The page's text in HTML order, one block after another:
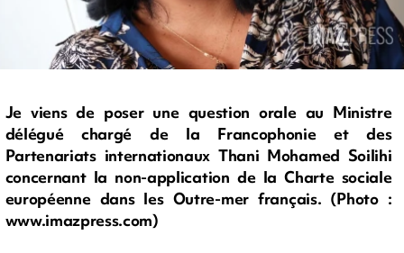
Je viens de poser une question orale au Ministre
délégué chargé de la Francophonie et des
Partenariats internationaux Thani Mohamed Soilihi
concernant la non-application de la Charte sociale
européenne dans les Outre-mer français. (Photo :
www.imazpress.com)